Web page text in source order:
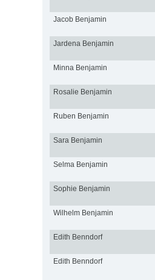
Jacob Benjamin
Jardena Benjamin
Minna Benjamin
Rosalie Benjamin
Ruben Benjamin
Sara Benjamin
Selma Benjamin
Sophie Benjamin
Wilhelm Benjamin
Edith Benndorf
Edith Benndorf